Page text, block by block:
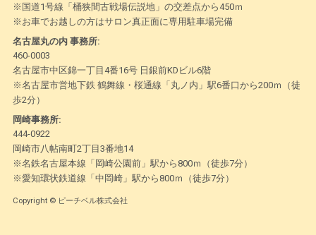
※国道1号線「桶狭間古戦場伝説地」の交差点から450ｍ
※お車でお越しの方はサロン真正面に専用駐車場完備
名古屋丸の内 事務所:
460-0003
名古屋市中区錦一丁目4番16号 日銀前KDビル6階
※名古屋市営地下鉄 鶴舞線・桜通線「丸ノ内」駅6番口から200ｍ（徒
歩2分）
岡崎事務所:
444-0922
岡崎市八帖南町2丁目3番地14
※名鉄名古屋本線「岡崎公園前」駅から800ｍ（徒歩7分）
※愛知環状鉄道線「中岡崎」駅から800ｍ（徒歩7分）
Copyright © ピーチベル株式会社